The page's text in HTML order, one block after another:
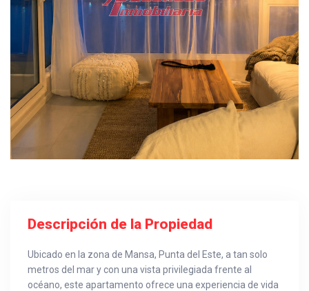
Descripción de la Propiedad
Ubicado en la zona de Mansa, Punta del Este, a tan solo
metros del mar y con una vista privilegiada frente al
océano, este apartamento ofrece una experiencia de vida